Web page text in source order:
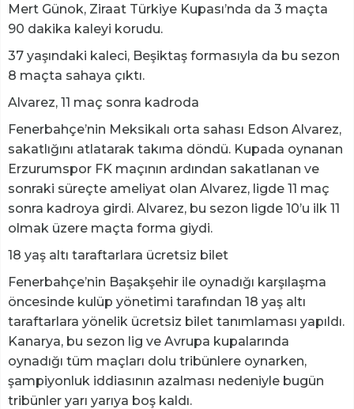
Mert Günok, Ziraat Türkiye Kupası’nda da 3 maçta
90 dakika kaleyi korudu.
37 yaşındaki kaleci, Beşiktaş formasıyla da bu sezon
8 maçta sahaya çıktı.
Alvarez, 11 maç sonra kadroda
Fenerbahçe’nin Meksikalı orta sahası Edson Alvarez,
sakatlığını atlatarak takıma döndü. Kupada oynanan
Erzurumspor FK maçının ardından sakatlanan ve
sonraki süreçte ameliyat olan Alvarez, ligde 11 maç
sonra kadroya girdi. Alvarez, bu sezon ligde 10’u ilk 11
olmak üzere maçta forma giydi.
18 yaş altı taraftarlara ücretsiz bilet
Fenerbahçe’nin Başakşehir ile oynadığı karşılaşma
öncesinde kulüp yönetimi tarafından 18 yaş altı
taraftarlara yönelik ücretsiz bilet tanımlaması yapıldı.
Kanarya, bu sezon lig ve Avrupa kupalarında
oynadığı tüm maçları dolu tribünlere oynarken,
şampiyonluk iddiasının azalması nedeniyle bugün
tribünler yarı yarıya boş kaldı.